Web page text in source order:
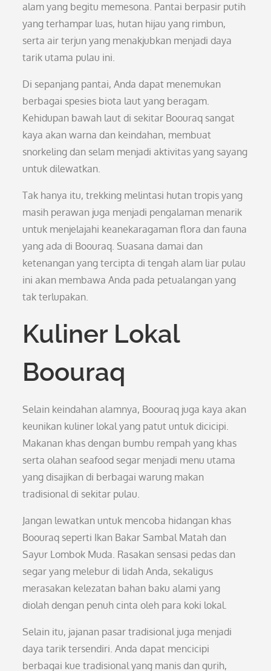
alam yang begitu memesona. Pantai berpasir putih
yang terhampar luas, hutan hijau yang rimbun,
serta air terjun yang menakjubkan menjadi daya
tarik utama pulau ini.
Di sepanjang pantai, Anda dapat menemukan
berbagai spesies biota laut yang beragam.
Kehidupan bawah laut di sekitar Boouraq sangat
kaya akan warna dan keindahan, membuat
snorkeling dan selam menjadi aktivitas yang sayang
untuk dilewatkan.
Tak hanya itu, trekking melintasi hutan tropis yang
masih perawan juga menjadi pengalaman menarik
untuk menjelajahi keanekaragaman flora dan fauna
yang ada di Boouraq. Suasana damai dan
ketenangan yang tercipta di tengah alam liar pulau
ini akan membawa Anda pada petualangan yang
tak terlupakan.
Kuliner Lokal
Boouraq
Selain keindahan alamnya, Boouraq juga kaya akan
keunikan kuliner lokal yang patut untuk dicicipi.
Makanan khas dengan bumbu rempah yang khas
serta olahan seafood segar menjadi menu utama
yang disajikan di berbagai warung makan
tradisional di sekitar pulau.
Jangan lewatkan untuk mencoba hidangan khas
Boouraq seperti Ikan Bakar Sambal Matah dan
Sayur Lombok Muda. Rasakan sensasi pedas dan
segar yang melebur di lidah Anda, sekaligus
merasakan kelezatan bahan baku alami yang
diolah dengan penuh cinta oleh para koki lokal.
Selain itu, jajanan pasar tradisional juga menjadi
daya tarik tersendiri. Anda dapat mencicipi
berbagai kue tradisional yang manis dan gurih,